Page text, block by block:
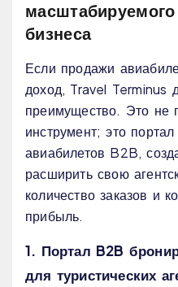
масштабируемого
бизнеса
Если продажи
доход, Travel Terminus
преимущество. Это не
инструмент; это
авиабилетов B2B,
расширить свою
количество заказов и
прибыль.
1. Портал B2B
для туристических